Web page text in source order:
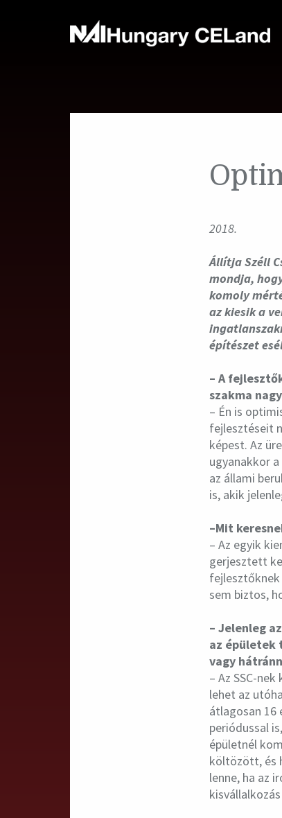
2018.
Állítja Széll
mondja,
komoly
az kiesik a
építészet
– A
szakma
– Én is
fejlesztéseit
képest. Az
ugyanakkor
az állami
is, akik
–Mit
– Az egyik
gerjesztett
sem biztos,
– Jelenleg
az épületek
vagy
– Az SSC-
lehet az
átlagosan 16
periódussal
épületnél
költözött, és
lenne, ha az